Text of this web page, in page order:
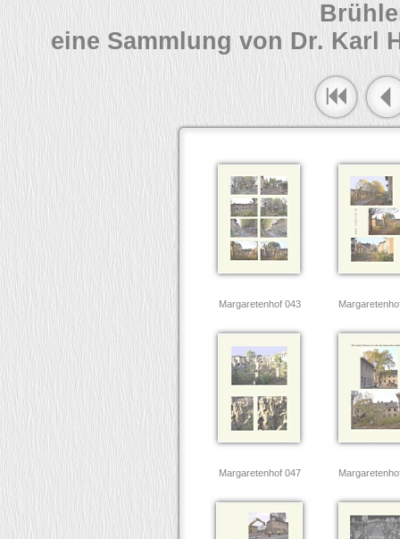
eine Sammlung von Dr. Karl
Margaretenhof 043
Margaretenhof 047